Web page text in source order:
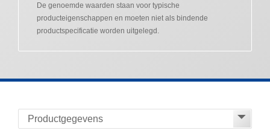
De genoemde waarden staan voor typische
producteigenschappen en moeten niet als bindende
productspecificatie worden uitgelegd.